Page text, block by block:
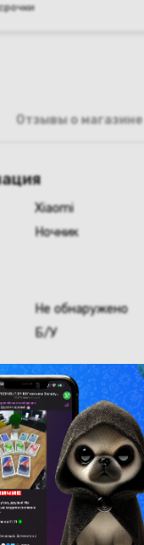
Отзывы о магазине
Xiaomi
Ночник
Не обнаружено
Б/У